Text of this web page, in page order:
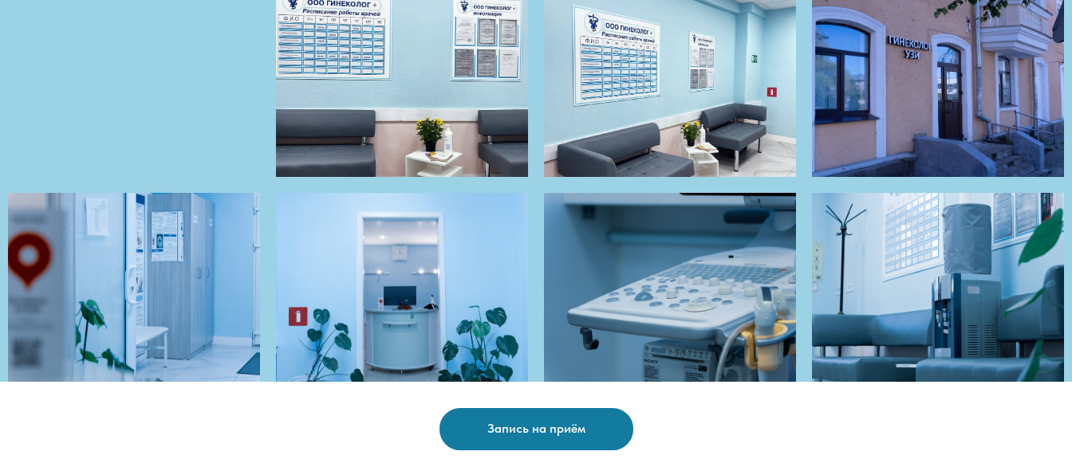
Запись на приём